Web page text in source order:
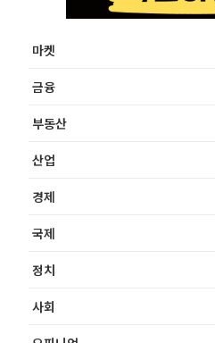
마켓
금융
부동산
산업
경제
국제
정치
사회